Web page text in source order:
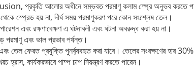
প্রকৃতি আলোর অধীনে সম্ভবত পরমাণু কলাম স্প্রে অনুভব করতে
স্প্রেড হয় না, দীর্ঘ সময় পরমাণুকরণ পরে কোন সংশ্লেষ তেল।
এবং রক্ষণাবেক্ষণ এ ঘটনাবলী এবং ঘটনা অবরুদ্ধ করা হয় না।
পরমাণু এবং ভাল প্রভাব পর্যন্ত।
তেল ফেরত প্রযুক্তি পুনর্ব্যবহৃত করা যাবে। তেলের সংরক্ষণের হার
হ্রাস, কার্যকরভাবে পাম্প চাপ নিয়ন্ত্রণ করতে পারেন।